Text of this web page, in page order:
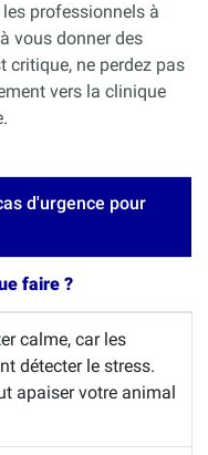
professionnels à
vous donner des
critique, ne perdez pas
vers la clinique
d'urgence pour
faire ?
calme, car les
détecter le stress.
apaiser votre animal